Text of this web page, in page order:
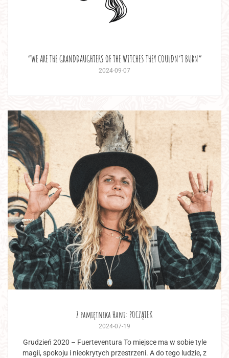
“WE ARE THE GRANDDAUGHTERS OF THE WITCHES THEY COULDN’T BURN”
2024-09-07
Z pamiętnika Hani: POCZĄTEK
2024-07-19
Grudzień 2020 – Fuerteventura To miejsce ma w sobie tyle
magii, spokoju i nieokrytych przestrzeni. A do tego ludzie, z